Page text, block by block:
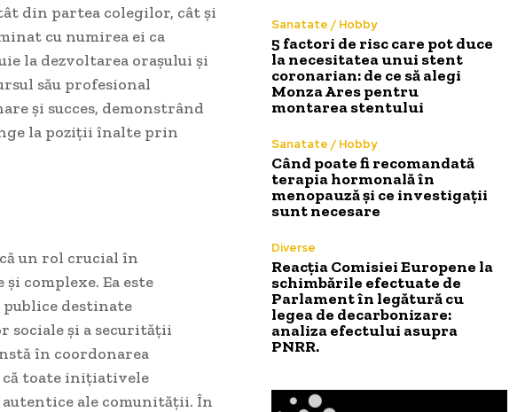
din partea colegilor, cât și
cu numirea ei ca
la dezvoltarea orașului și
său profesional
și succes, demonstrând
la poziții înalte prin
un rol crucial în
complexe. Ea este
destinate
și a securității
în coordonarea
toate inițiativele
ale comunității. În
Sanatate / Hobby
5 factori de risc care pot duce
la necesitatea unui stent
coronarian: de ce să alegi
Monza Ares pentru
montarea stentului
Sanatate / Hobby
Când poate fi recomandată
terapia hormonală în
menopauză și ce investigații
sunt necesare
Diverse
Reacția Comisiei Europene la
schimbările efectuate de
Parlament în legătură cu
legea de decarbonizare:
analiza efectului asupra
PNRR.